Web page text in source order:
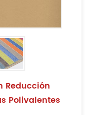
Reducción
Polivalentes